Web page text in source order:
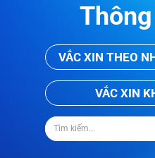
VẮC XIN THEO
VẮC XIN